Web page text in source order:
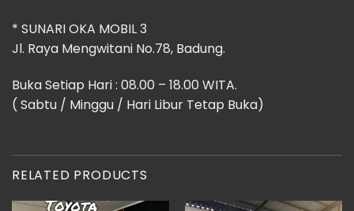
* SUNARI OKA MOBIL 3
Jl. Raya Mengwitani No.78, Badung.
Buka Setiap Hari : 08.00 – 18.00 WITA.
( Sabtu / Minggu / Hari Libur Tetap Buka)
RELATED PRODUCTS